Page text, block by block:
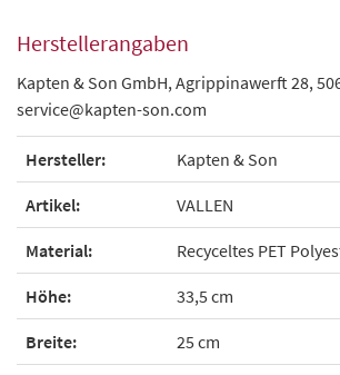
Herstellerangaben
Kapten & Son GmbH, Agrippinawerft 28,
service@kapten-son.com
Hersteller: Kapten & Son
Artikel: VALLEN
Material: Recyceltes PET
Höhe: 33,5 cm
Breite: 25 cm